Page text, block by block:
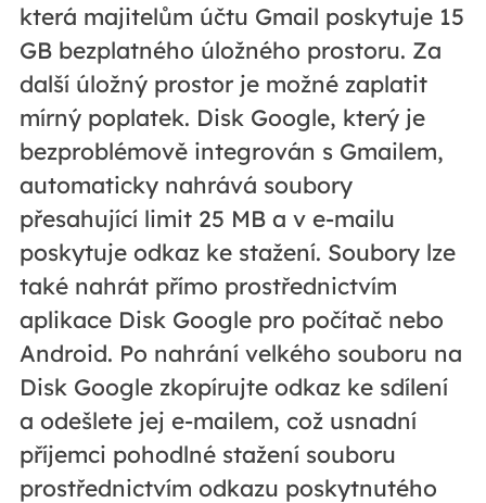
která majitelům účtu Gmail poskytuje 15
GB bezplatného úložného prostoru. Za
další úložný prostor je možné zaplatit
mírný poplatek. Disk Google, který je
bezproblémově integrován s Gmailem,
automaticky nahrává soubory
přesahující limit 25 MB a v e-mailu
poskytuje odkaz ke stažení. Soubory lze
také nahrát přímo prostřednictvím
aplikace Disk Google pro počítač nebo
Android. Po nahrání velkého souboru na
Disk Google zkopírujte odkaz ke sdílení
a odešlete jej e-mailem, což usnadní
příjemci pohodlné stažení souboru
prostřednictvím odkazu poskytnutého